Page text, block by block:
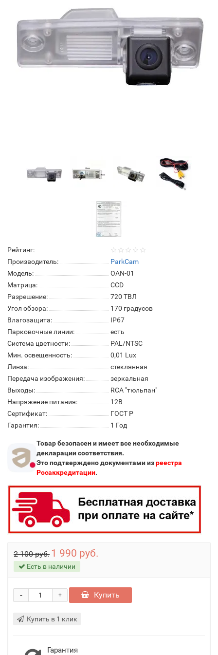
Рейтинг:
Производитель:
ParkCam
Модель:
OAN-01
Матрица:
СCD
Разрешение:
720 ТВЛ
Угол обзора:
170 градусов
Влагозащита:
IP67
Парковочные линии:
есть
Система цветности:
PAL/NTSC
Мин. освещенность:
0,01 Lux
Линза:
стеклянная
Передача изображения:
зеркальная
Выходы:
RCA "тюльпан"
Напряжение питания:
12В
Сертификат:
ГОСТ Р
Гарантия:
1 Год
Товар безопасен и имеет все необходимые
декларации соответствия.
Это подтверждено документами изреестра
Росаккредитации.
2 100 руб. 1 990 руб.
Есть в наличии
+
- Купить
Купить в 1 клик
Гарантия